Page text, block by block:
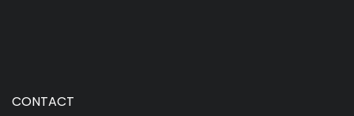
CONTACT